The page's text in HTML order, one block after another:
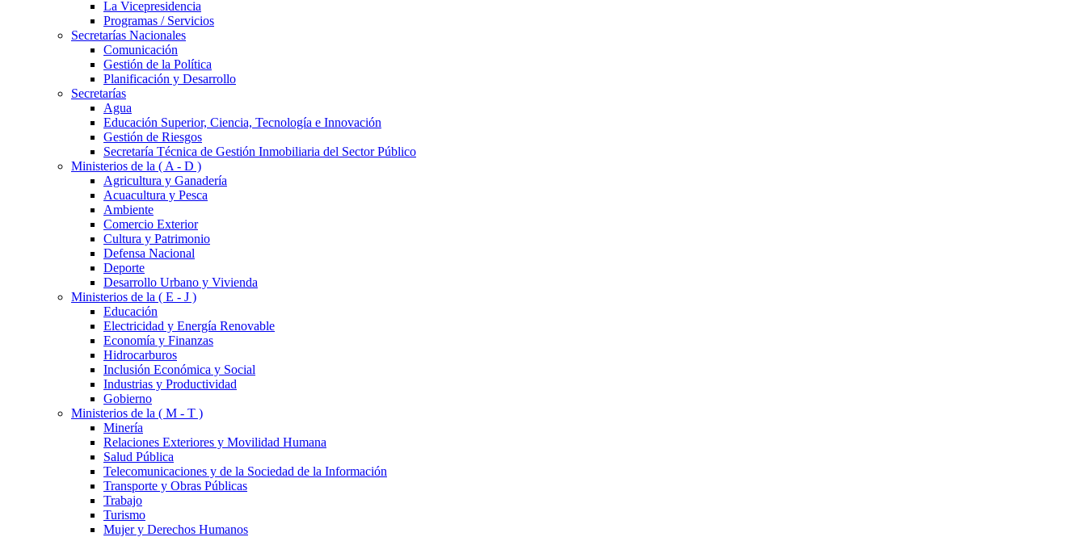
La Vicepresidencia
Programas / Servicios
Secretarías Nacionales
Comunicación
Gestión de la Política
Planificación y Desarrollo
Secretarías
Agua
Educación Superior, Ciencia, Tecnología e Innovación
Gestión de Riesgos
Secretaría Técnica de Gestión Inmobiliaria del Sector Público
Ministerios de la ( A - D )
Agricultura y Ganadería
Acuacultura y Pesca
Ambiente
Comercio Exterior
Cultura y Patrimonio
Defensa Nacional
Deporte
Desarrollo Urbano y Vivienda
Ministerios de la ( E - J )
Educación
Electricidad y Energía Renovable
Economía y Finanzas
Hidrocarburos
Inclusión Económica y Social
Industrias y Productividad
Gobierno
Ministerios de la ( M - T )
Minería
Relaciones Exteriores y Movilidad Humana
Salud Pública
Telecomunicaciones y de la Sociedad de la Información
Transporte y Obras Públicas
Trabajo
Turismo
Mujer y Derechos Humanos